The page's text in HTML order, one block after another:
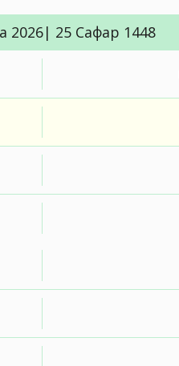
2026| 25 Сафар 1448